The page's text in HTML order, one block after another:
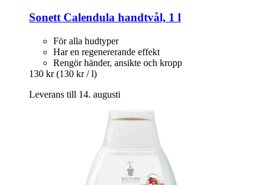
SonettCalendula handtvål, 1 l
För alla hudtyper
Har en regenererande effekt
Rengör händer, ansikte och kropp
130 kr (130 kr / l)
Leverans till 14. augusti